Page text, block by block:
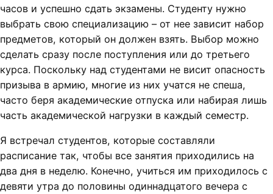
часов и успешно сдать экзамены. Студенту нужно
выбрать свою специализацию – от нее зависит набор
предметов, который он должен взять. Выбор можно
сделать сразу после поступления или до третьего
курса. Поскольку над студентами не висит опасность
призыва в армию, многие из них учатся не спеша,
часто беря академические отпуска или набирая лишь
часть академической нагрузки в каждый семестр.
Я встречал студентов, которые составляли
расписание так, чтобы все занятия приходились на
два дня в неделю. Конечно, учиться им приходилось с
девяти утра до половины одиннадцатого вечера с